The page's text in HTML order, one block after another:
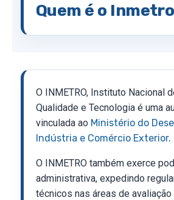
Quem é o
O INMETRO, Instituto Nacional
Qualidade e Tecnologia é uma
vinculada ao Ministério do
Indústria e Comércio Exterior.
O INMETRO também exerce
administrativa, expedindo
técnicos nas áreas de avaliação